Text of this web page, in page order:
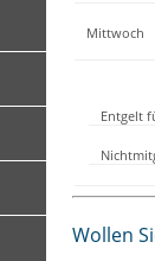
Mittwoch
Entgelt
Wollen